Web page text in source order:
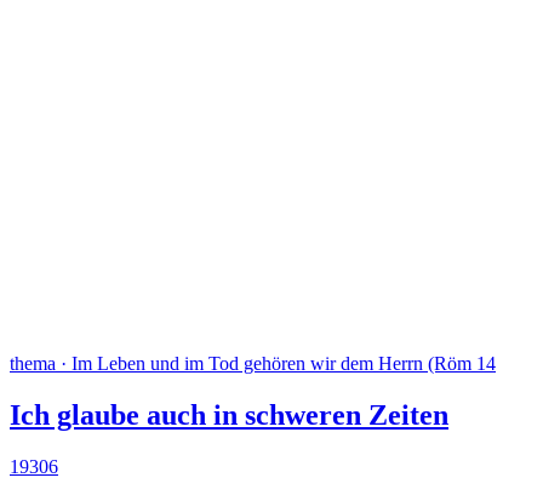
thema · Im Leben und im Tod gehören wir dem Herrn (Röm 14
Ich glaube auch in schweren Zeiten
19306